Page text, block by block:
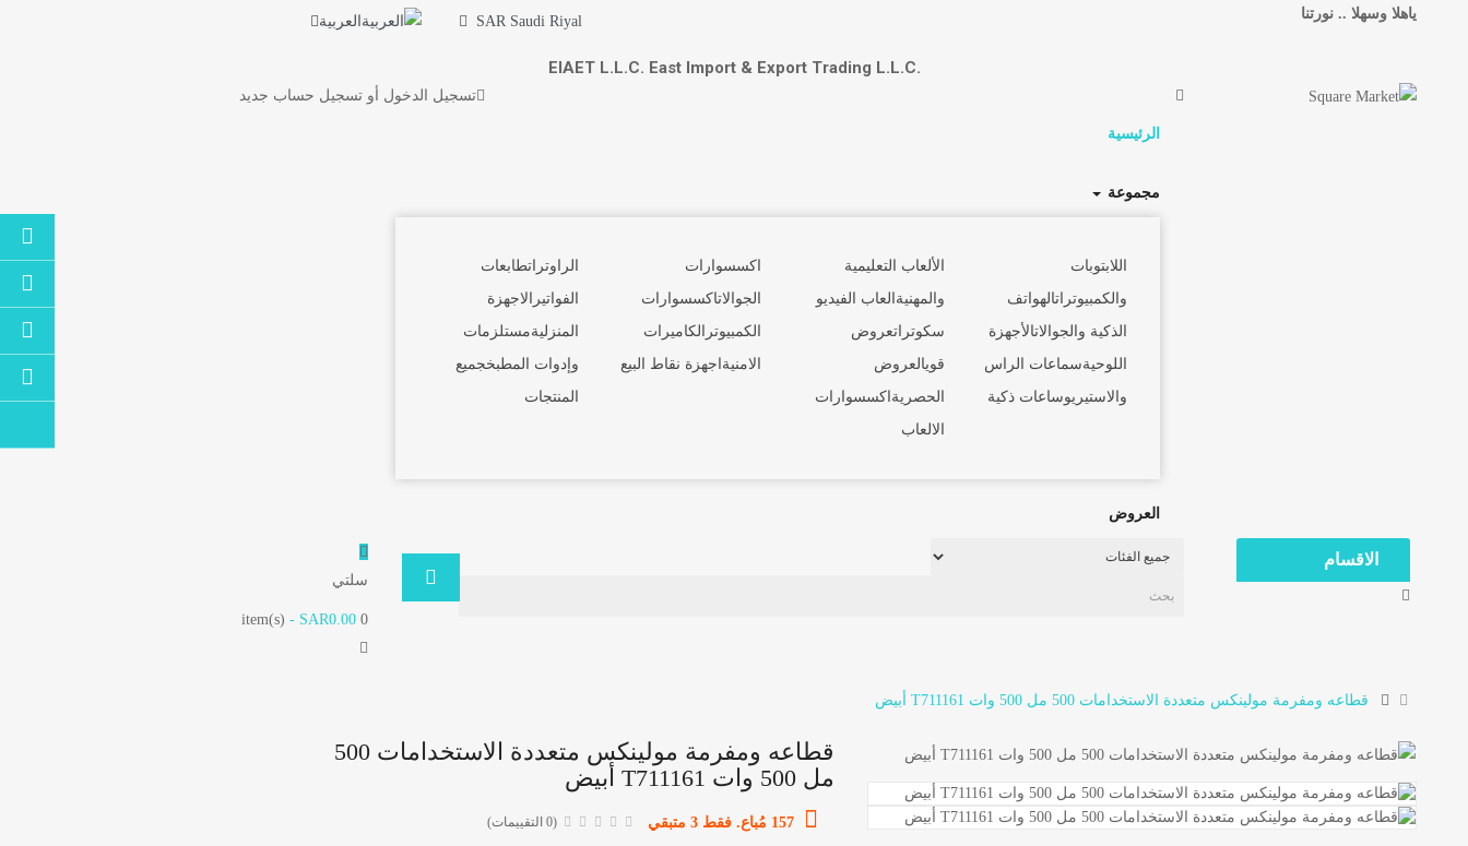
ياهلا وسهلا .. نورتنا SAR Saudi Riyal العربية
EIAET L.L.C. East Import & Export Trading L.L.C.
الرئيسية
مجموعة
اللابتوبات
والكمبيوتراتالهواتف
الذكية والجوالاتالأجهزة
اللوحيةسماعات الراس
والاستيريوساعات ذكية
الألعاب التعليمية
والمهنية العاب الفيديو
سكوتراتعروض
قويالعروض
الحصرية اكسسوارات
الالعاب
اكسسوارات
الجوالاتاكسسوارات
الكمبيوتر الكاميرات
الامنية اجهزة نقاط البيع
الراوتراتطابعات
الفواتير الاجهزة
المنزليةمستلزمات
وإدوات المطبخجميع
المنتجات
العروض
تسجيل الدخول أوتسجيل حساب جديد
الاقسام
سلتي
0
item(s)
- SAR0.00
قطاعه ومفرمة مولينكس متعددة الاستخدامات 500 مل 500 وات T711161 أبيض
قطاعه ومفرمة مولينكس متعددة الاستخدامات 500
مل 500 وات T711161 أبيض
(0 التقييمات) 157 مُباع. فقط 3 متبقي
مستلزمات وإدوات المطبخ